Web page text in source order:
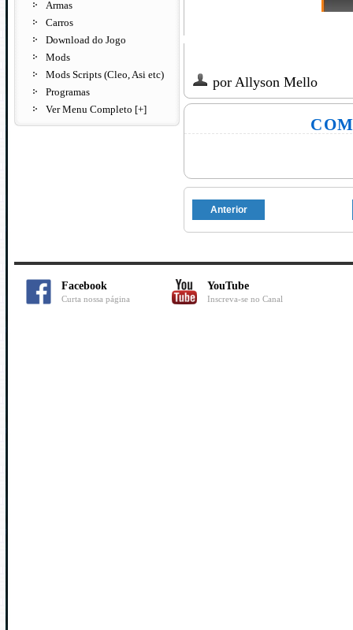
Armas
Carros
Download do Jogo
Mods
Mods Scripts (Cleo, Asi etc)
Programas
Ver Menu Completo [+]
por Allyson Mello
Anterior
Facebook
Curta nossa página
YouTube
Inscreva-se no Canal